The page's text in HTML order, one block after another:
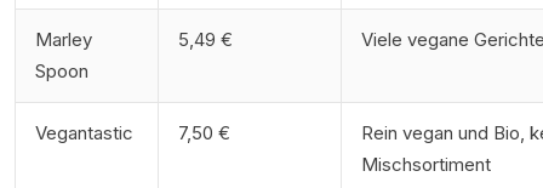
Marley
Spoon
5,49 € Viele vegane
Vegantastic 7,50 €
Rein vegan und Bio,
Mischsortiment